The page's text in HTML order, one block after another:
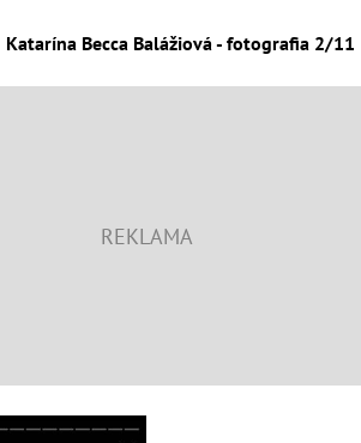
Katarína Becca Balážiová - fotografia 2/11